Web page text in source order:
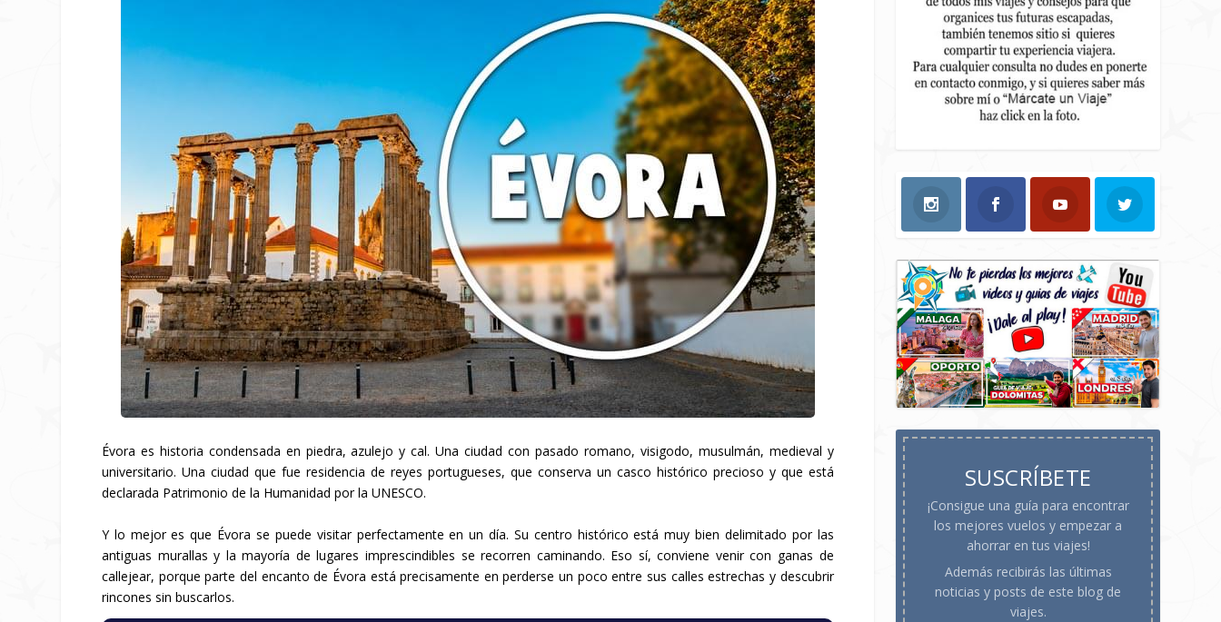
Évora es historia condensada en piedra, azulejo y cal. Una ciudad con pasado romano, visigodo, musulmán, medieval y
universitario. Una ciudad que fue residencia de reyes portugueses, que conserva un casco histórico precioso y que está
declarada Patrimonio de la Humanidad por la UNESCO.
Y lo mejor es que Évora se puede visitar perfectamente en un día. Su centro histórico está muy bien delimitado por las
antiguas murallas y la mayoría de lugares imprescindibles se recorren caminando. Eso sí, conviene venir con ganas de
callejear, porque parte del encanto de Évora está precisamente en perderse un poco entre sus calles estrechas y descubrir
rincones sin buscarlos.
SUSCRÍBETE
¡Consigue una guía para encontrar
los mejores vuelos y empezar a
ahorrar en tus viajes!
Además recibirás las últimas
noticias y posts de este blog de
viajes.